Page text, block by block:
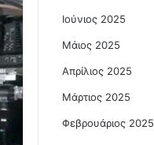
Ιούνιος 2025
Μάιος 2025
Απρίλιος 2025
Μάρτιος 2025
Φεβρουάριος 2025